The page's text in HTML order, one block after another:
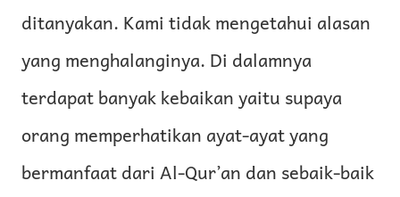
ditanyakan. Kami tidak mengetahui alasan
yang menghalanginya. Di dalamnya
terdapat banyak kebaikan yaitu supaya
orang memperhatikan ayat-ayat yang
bermanfaat dari Al-Qur’an dan sebaik-baik